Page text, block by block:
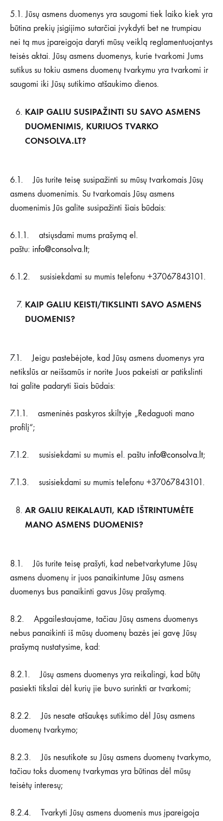
5.1. Jūsų asmens duomenys yra saugomi tiek laiko kiek yra
būtina prekių įsigijimo sutarčiai įvykdyti bet ne trumpiau
nei tą mus įpareigoja daryti mūsų veiklą reglamentuojantys
teisės aktai. Jūsų asmens duomenys, kurie tvarkomi Jums
sutikus su tokiu asmens duomenų tvarkymu yra tvarkomi ir
saugomi iki Jūsų sutikimo atšaukimo dienos.
KAIP GALIU SUSIPAŽINTI SU SAVO ASMENS
DUOMENIMIS, KURIUOS TVARKO
CONSOLVA.LT?
6.1. Jūs turite teisę susipažinti su mūsų tvarkomais Jūsų
asmens duomenimis. Su tvarkomais Jūsų asmens
duomenimis Jūs galite susipažinti šiais būdais:
6.1.1. atsiųsdami mums prašymą el.
paštu: info@consolva.lt;
6.1.2. susisiekdami su mumis telefonu +37067843101.
KAIP GALIU KEISTI/TIKSLINTI SAVO ASMENS
DUOMENIS?
7.1. Jeigu pastebėjote, kad Jūsų asmens duomenys yra
netikslūs ar neišsamūs ir norite Juos pakeisti ar patikslinti
tai galite padaryti šiais būdais:
7.1.1. asmeninės paskyros skiltyje „Redaguoti mano
profilį“;
7.1.2. susisiekdami su mumis el. paštu info@consolva.lt;
7.1.3. susisiekdami su mumis telefonu +37067843101.
AR GALIU REIKALAUTI, KAD IŠTRINTUMĖTE
MANO ASMENS DUOMENIS?
8.1. Jūs turite teisę prašyti, kad nebetvarkytume Jūsų
asmens duomenų ir juos panaikintume Jūsų asmens
duomenys bus panaikinti gavus Jūsų prašymą.
8.2. Apgailestaujame, tačiau Jūsų asmens duomenys
nebus panaikinti iš mūsų duomenų bazės jei gavę Jūsų
prašymą nustatysime, kad:
8.2.1. Jūsų asmens duomenys yra reikalingi, kad būtų
pasiekti tikslai dėl kurių jie buvo surinkti ar tvarkomi;
8.2.2. Jūs nesate atšaukęs sutikimo dėl Jūsų asmens
duomenų tvarkymo;
8.2.3. Jūs nesutikote su Jūsų asmens duomenų tvarkymo,
tačiau toks duomenų tvarkymas yra būtinas dėl mūsų
teisėtų interesų;
8.2.4. Tvarkyti Jūsų asmens duomenis mus įpareigoja